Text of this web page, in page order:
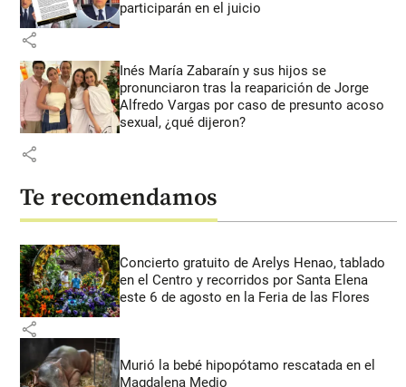
participarán en el juicio
share
Inés María Zabaraín y sus hijos se
pronunciaron tras la reaparición de Jorge
Alfredo Vargas por caso de presunto acoso
sexual, ¿qué dijeron?
share
Te recomendamos
Concierto gratuito de Arelys Henao, tablado
en el Centro y recorridos por Santa Elena
este 6 de agosto en la Feria de las Flores
share
Murió la bebé hipopótamo rescatada en el
Magdalena Medio